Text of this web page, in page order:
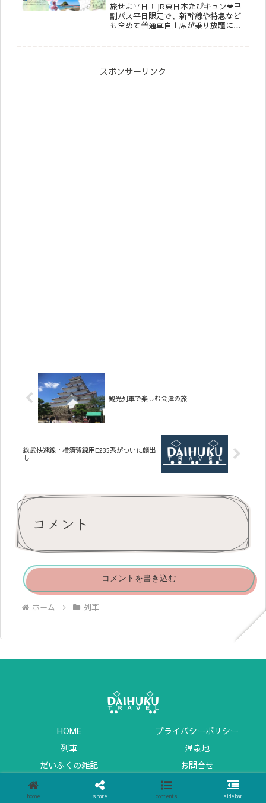
旅せよ平日！JR東日本たびキュン❤︎早
割パス平日限定で、新幹線や特急など
も含めて普通車自由席が乗り放題にな
スポンサーリンク
観光列車で楽しむ会津の旅
総武快速線・横須賀線用E235系がついに顔出
し
コメント
コメントを書き込む
ホーム 列車
HOME
プライバシーポリシー
列車
温泉地
だいふくの雑記
お問合せ
© 2020-2026 だいふくトラベル.
home share contents sidebar